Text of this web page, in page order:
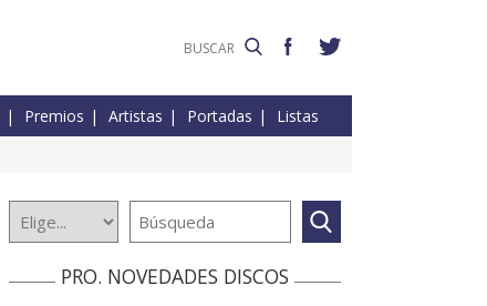
Premios Artistas Portadas Listas
PRO. NOVEDADES DISCOS